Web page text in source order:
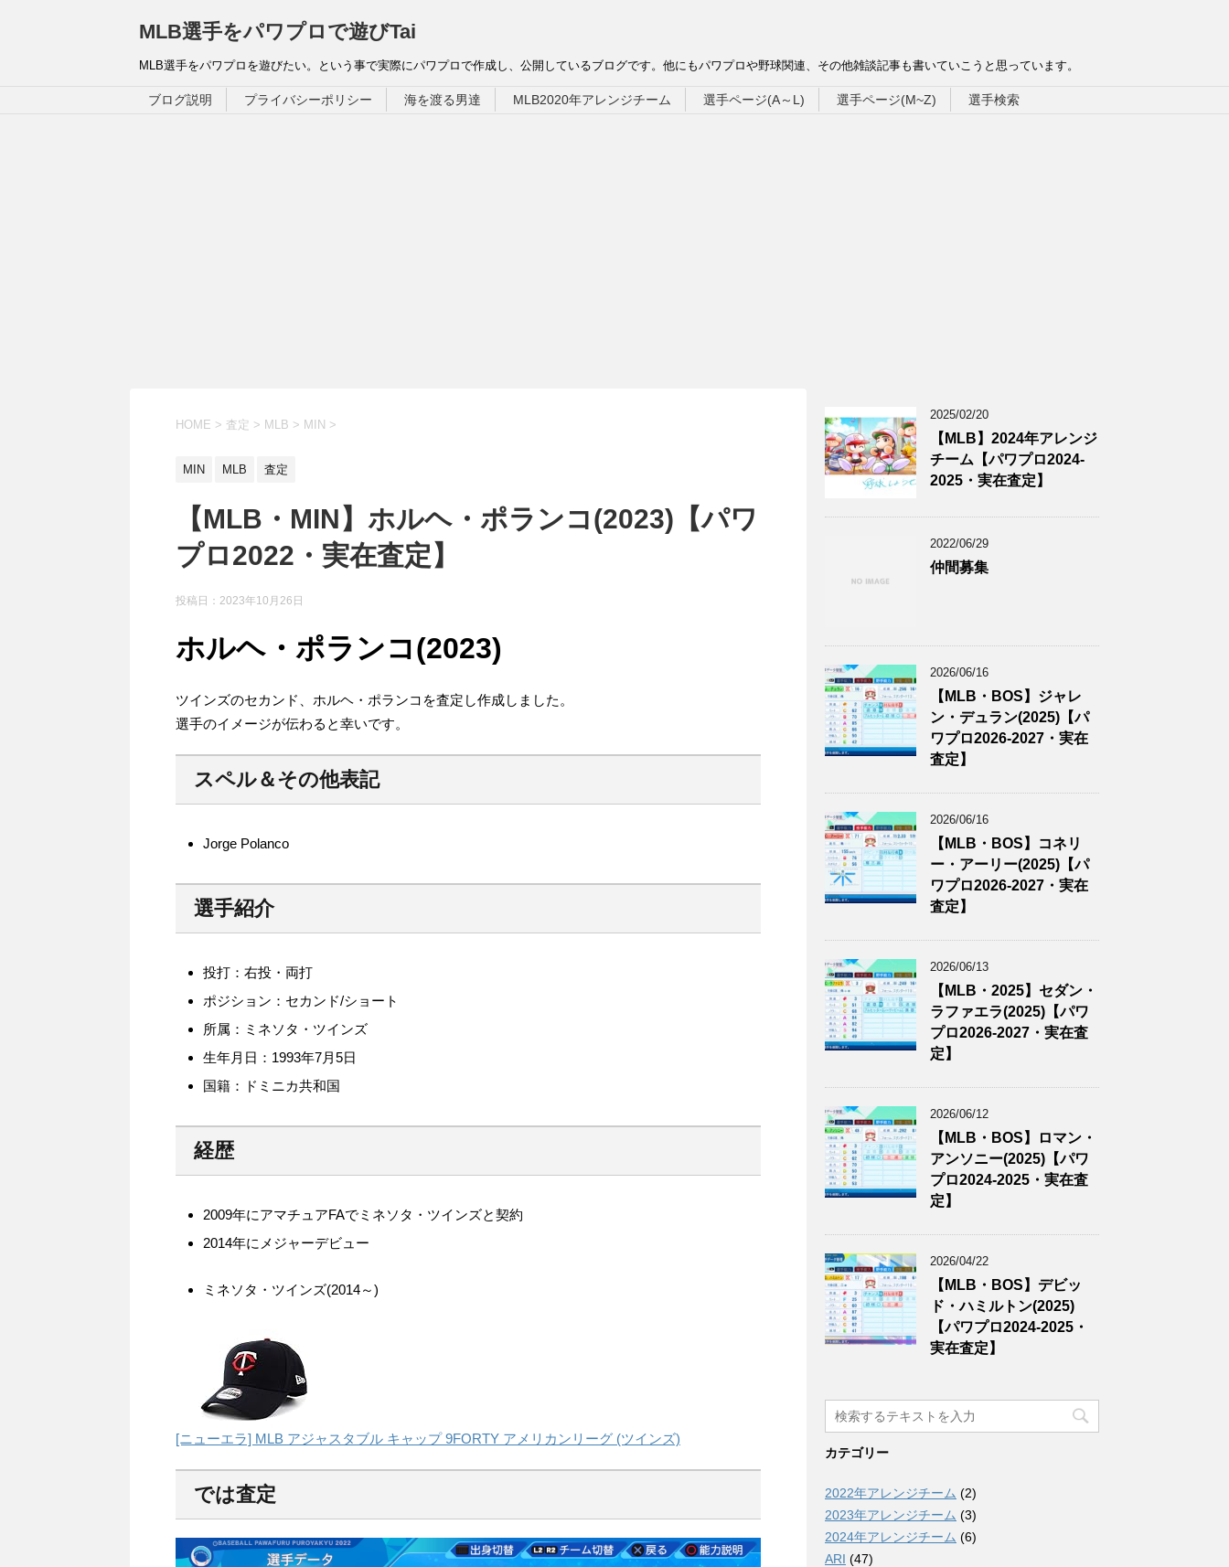
MLB選手をパワプロで遊びTai
MLB選手をパワプロを遊びたい。という事で実際にパワプロで作成し、公開しているブログです。他にもパワプロや野球関連、その他雑談記事も書いていこうと思っています。
ブログ説明 プライバシーポリシー 海を渡る男達 MLB2020年アレンジチーム 選手ページ(A～L) 選手ページ(M~Z) 選手検索
HOME > 査定 > MLB > MIN >
MIN MLB 査定
【MLB・MIN】ホルヘ・ポランコ(2023)【パワ
プロ2022・実在査定】
投稿日： 2023年10月26日
ホルヘ・ポランコ(2023)
ツインズのセカンド、ホルヘ・ポランコを査定し作成しました。
選手のイメージが伝わると幸いです。
スペル＆その他表記
Jorge Polanco
選手紹介
投打：右投・両打
ポジション：セカンド/ショート
所属：ミネソタ・ツインズ
生年月日：1993年7月5日
国籍：ドミニカ共和国
経歴
2009年にアマチュアFAでミネソタ・ツインズと契約
2014年にメジャーデビュー
ミネソタ・ツインズ(2014～)
[ニューエラ] MLB アジャスタブル キャップ 9FORTY アメリカンリーグ (ツインズ)
では査定
2025/02/20
【MLB】2024年アレンジ
チーム【パワプロ2024-
2025・実在査定】
2022/06/29
仲間募集
2026/06/16
【MLB・BOS】ジャレ
ン・デュラン(2025)【パ
ワプロ2026-2027・実在
査定】
2026/06/16
【MLB・BOS】コネリ
ー・アーリー(2025)【パ
ワプロ2026-2027・実在
査定】
2026/06/13
【MLB・2025】セダン・
ラファエラ(2025)【パワ
プロ2026-2027・実在査
定】
2026/06/12
【MLB・BOS】ロマン・
アンソニー(2025)【パワ
プロ2024-2025・実在査
定】
2026/04/22
【MLB・BOS】デビッ
ド・ハミルトン(2025)
【パワプロ2024-2025・
実在査定】
カテゴリー
2022年アレンジチーム (2)
2023年アレンジチーム (3)
2024年アレンジチーム (6)
ARI (47)